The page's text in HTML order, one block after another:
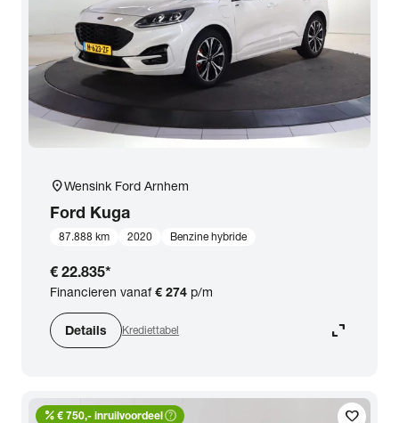
location_onWensink Ford Arnhem
Ford Kuga
87.888 km 2020 Benzine hybride
€ 22.835*
Financieren vanaf€ 274 p/m
Details Krediettabel expand_content
favorite
percent € 750,- inruilvoordeelhelp_outline